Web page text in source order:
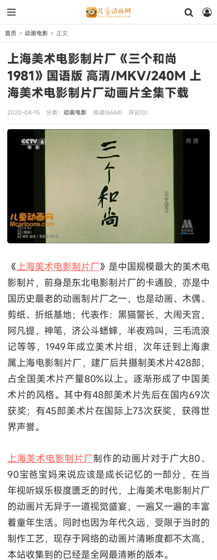
首页 > 动画电影 > 正文
上海美术电影制片厂《三个和尚
1981》国语版 高清/MKV/240M 上
海美术电影制片厂动画片全集下载
2020-04-15 分类： 动画电影 阅读(6664) 评论(0)
《上海美术电影制片厂》是中国规模最大的美术电
影制片，前身是东北电影制片厂的卡通股，亦是中
国历史最老的动画制片厂之一，也是动画、木偶、
剪纸、折纸基地；代表作：黑猫警长，大闹天宫，
阿凡提，神笔，济公斗蟋蟀，半夜鸡叫，三毛流浪
记等等，1949年成立美术片组，次年迁到上海隶
属上海电影制片厂，建厂后共摄制美术片428部，
占全国美术片产量80%以上。逐渐形成了中国美
术片的风格。其中有48部美术片先后在国内69次
获奖；有45部美术片在国际上73次获奖，获得世
界声誉。
上海美术电影制片厂制作的动画片对于广大80、
90宝爸宝妈来说应该是成长记忆的一部分，在当
年视听娱乐极度匮乏的时代，上海美术电影制片厂
的动画片无异于一道视觉盛宴，一遍又一遍的丰富
着童年生活。同时也因为年代久远，受限于当时的
制作工艺，现存于网络的动画片清晰度都不太高，
本站收集到的已经是全网最清晰的版本。